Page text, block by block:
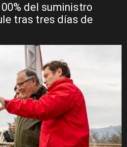
del suministro
tras tres días de